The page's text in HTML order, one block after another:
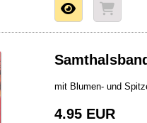
mit Blumen- und
4.95 EUR